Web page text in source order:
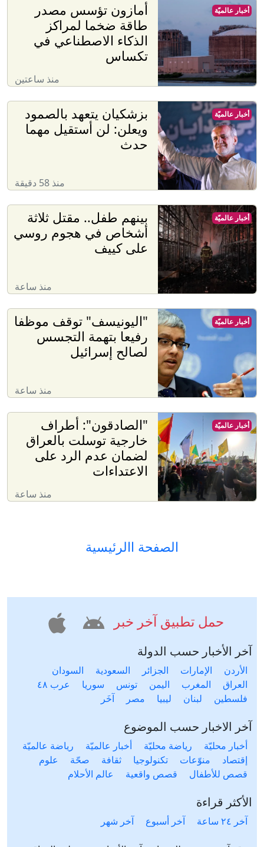
أمازون تؤسس مصدر
طاقة ضخما لمراكز
الذكاء الاصطناعي في
تكساس
منذ ساعتين
أخبار عالميّة
بزشكيان يتعهد بالصمود
ويعلن: لن أستقيل مهما
حدث
منذ 58 دقيقة
أخبار عالميّة
بينهم طفل.. مقتل ثلاثة
أشخاص في هجوم روسي
على كييف
منذ ساعة
أخبار عالميّة
"اليونيسف" توقف موظفا
رفيعا بتهمة التجسس
لصالح إسرائيل
منذ ساعة
أخبار عالميّة
"الصادقون": أطراف
خارجية توسلت بالعراق
لضمان عدم الرد على
الاعتداءات
منذ ساعة
أخبار عالميّة
الصفحة االرئيسية
حمل تطبيق آخر خبر
آخر الأخبار حسب الدولة
الأردن الإمارات الجزائر السعودية
السودان
العراق
المغرب اليمن تونس سوريا
عرب ٤٨
فلسطين
لبنان ليبيا مصر آخَر
آخر الاخبار حسب الموضوع
أخبار محليّة رياضة محليّة أخبار عالميّة
رياضة عالميّة
إقتصاد
منوّعات تكنولوجيا ثقافة صحّة
علوم
قصص للأطفال
قصص واقعية عالم الأحلام
الأكثر قراءة
آخر ٢٤ ساعة آخر أسبوع آخر شهر